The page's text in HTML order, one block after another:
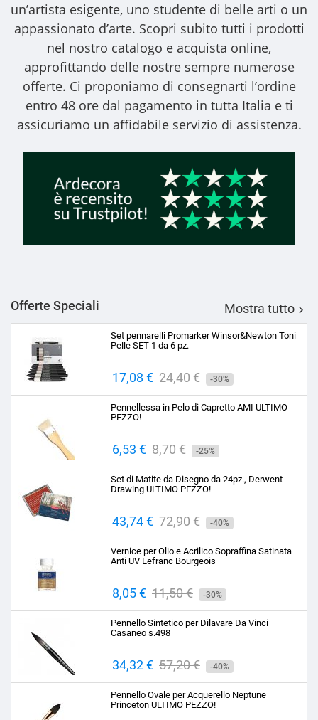
un’artista esigente, uno studente di belle arti o un
appassionato d’arte. Scopri subito tutti i prodotti
nel nostro catalogo e acquista online,
approfittando delle nostre sempre numerose
offerte. Ci proponiamo di consegnarti l’ordine
entro 48 ore dal pagamento in tutta Italia e ti
assicuriamo un affidabile servizio di assistenza.
Offerte Speciali Mostra tutto 
Set pennarelli Promarker Winsor&Newton Toni
Pelle SET 1 da 6 pz.
Prezzo
17,08 € Prezzo
base
24,40 € -30%
Pennellessa in Pelo di Capretto AMI ULTIMO
PEZZO!
Prezzo
6,53 € Prezzo
base
8,70 € -25%
Set di Matite da Disegno da 24pz., Derwent
Drawing ULTIMO PEZZO!
Prezzo
43,74 € Prezzo
base
72,90 € -40%
Vernice per Olio e Acrilico Sopraffina Satinata
Anti UV Lefranc Bourgeois
Prezzo
8,05 € Prezzo
base
11,50 € -30%
Pennello Sintetico per Dilavare Da Vinci
Casaneo s.498
Prezzo
34,32 € Prezzo
base
57,20 € -40%
Pennello Ovale per Acquerello Neptune
Princeton ULTIMO PEZZO!